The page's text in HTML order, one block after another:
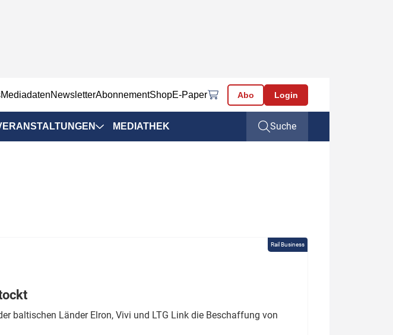
MediadatenNewsletterAbonnementShopE-Paper Abo Login
MEDIATHEK Suche
Rail Business
baltischen Länder Elron, Vivi und LTG Link die Beschaffung von